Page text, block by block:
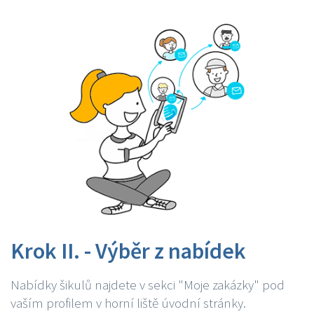
Krok II. - Výběr z nabídek
Nabídky šikulů najdete v sekci "Moje zakázky" pod
vaším profilem v horní liště úvodní stránky.